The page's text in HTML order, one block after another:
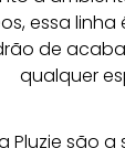
essa
de
qualquer
Pluzie são